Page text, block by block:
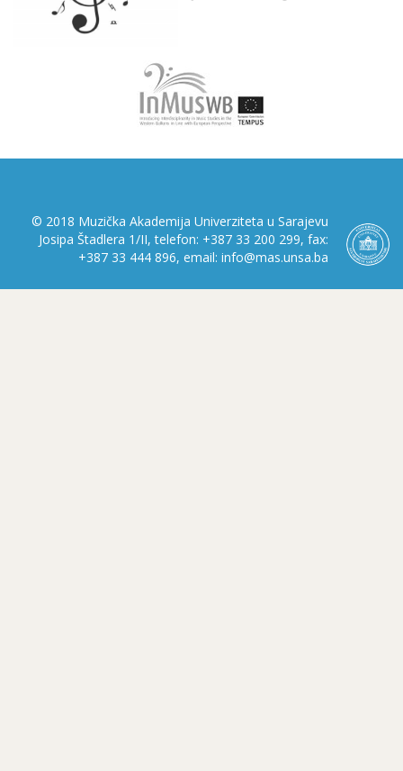
© 2018 Muzička Akademija Univerziteta u Sarajevu
Josipa Štadlera 1/II, telefon: +387 33 200 299, fax:
+387 33 444 896, email: info@mas.unsa.ba